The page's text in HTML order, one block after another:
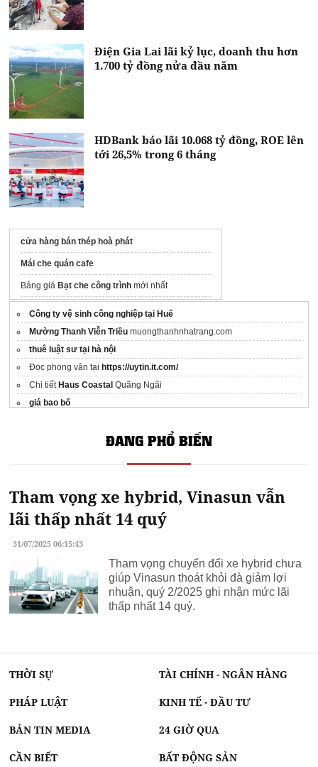
Điện Gia Lai lãi kỷ lục, doanh thu hơn
1.700 tỷ đồng nửa đầu năm
HDBank báo lãi 10.068 tỷ đồng, ROE lên
tới 26,5% trong 6 tháng
cửa hàng bán thép hoà phát
Mái che quán cafe
Bảng giá Bạt che công trình mới nhất
Phụ kiện xà gồ composite đồng bộ
Thi côngbê tông áp khuônVĩnh Thái
Súng phun sơn là gì?
Xe cắt kéo
99+ mẫuGạch lát vỉa hèmới nhất
Công ty vệ sinh công nghiệp tại Huế
Mường Thanh Viễn Triều muongthanhnhatrang.com
thuê luật sư tại hà nội
Đọc phong vân tại https://uytin.it.com/
Chi tiết Haus Coastal Quãng Ngãi
giá bao bố
industrial real estate
Bán xe nâng điện 1.5 tấn
bàn nâng hạ thủy lực
ĐANG PHỔ BIẾN
Tham vọng xe hybrid, Vinasun vẫn
lãi thấp nhất 14 quý
31/07/2025 06:15:43
Tham vọng chuyển đổi xe hybrid chưa
giúp Vinasun thoát khỏi đà giảm lợi
nhuận, quý 2/2025 ghi nhận mức lãi
thấp nhất 14 quý.
THỜI SỰ TÀI CHÍNH - NGÂN HÀNG
PHÁP LUẬT KINH TẾ - ĐẦU TƯ
BẢN TIN MEDIA 24 GIỜ QUA
CẦN BIẾT BẤT ĐỘNG SẢN